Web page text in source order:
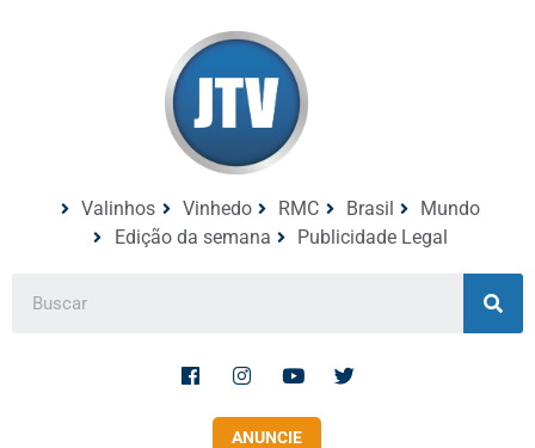
Valinhos Vinhedo RMC Brasil
Mundo
Edição da semana
Publicidade Legal
ANUNCIE